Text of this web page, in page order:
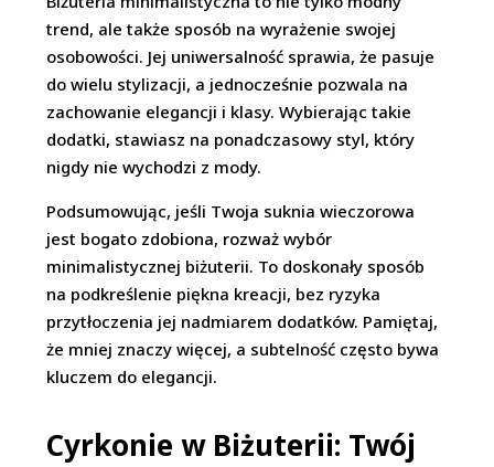
trend, ale także sposób na wyrażenie swojej
osobowości. Jej uniwersalność sprawia, że pasuje
do wielu stylizacji, a jednocześnie pozwala na
zachowanie elegancji i klasy. Wybierając takie
dodatki, stawiasz na ponadczasowy styl, który
nigdy nie wychodzi z mody.
Podsumowując, jeśli Twoja suknia wieczorowa
jest bogato zdobiona, rozważ wybór
minimalistycznej biżuterii. To doskonały sposób
na podkreślenie piękna kreacji, bez ryzyka
przytłoczenia jej nadmiarem dodatków. Pamiętaj,
że mniej znaczy więcej, a subtelność często bywa
kluczem do elegancji.
Cyrkonie w Biżuterii: Twój